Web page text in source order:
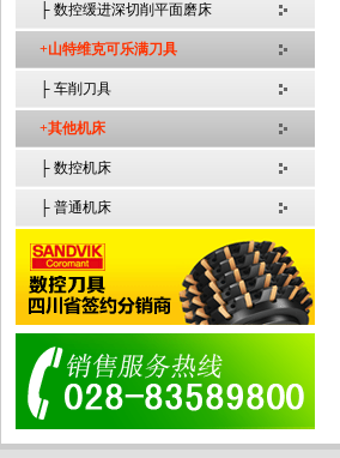
├ 数控缓进深切削平面磨床
+山特维克可乐满刀具
├ 车削刀具
+其他机床
├ 数控机床
├ 普通机床